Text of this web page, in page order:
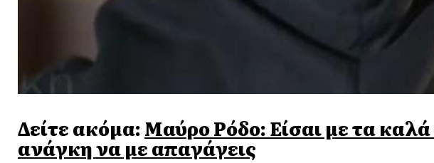
Δείτε ακόμα:Μαύρο Ρόδο: Είσαι με τα
ανάγκη να με απαγάγεις